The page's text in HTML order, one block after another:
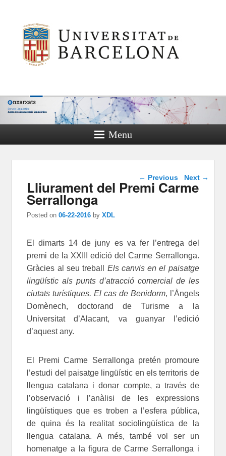
Menu
Post navigation
← Previous Next →
Lliurament del Premi Carme
Serrallonga
Posted on06-22-2016 byXDL
El dimarts 14 de juny es va fer l’entrega del
premi de la XXIII edició del Carme Serrallonga.
Gràcies al seu treball Els canvis en el paisatge
lingüístic als punts d’atracció comercial de les
ciutats turístiques. El cas de Benidorm, l’Àngels
Domènech, doctorand de Turisme a la
Universitat d’Alacant, va guanyar l’edició
d’aquest any.
El Premi Carme Serrallonga pretén promoure
l’estudi del paisatge lingüístic en els territoris de
llengua catalana i donar compte, a través de
l’observació i l’anàlisi de les expressions
lingüístiques que es troben a l’esfera pública,
de quina és la realitat sociolingüística de la
llengua catalana. A més, també vol ser un
homenatge a la figura de Carme Serrallonga i